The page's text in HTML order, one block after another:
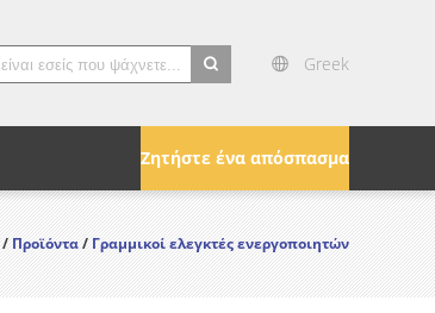
Greek
Ζητήστε ένα απόσπασμα
/Προϊόντα/Γραμμικοί ελεγκτές ενεργοποιητών